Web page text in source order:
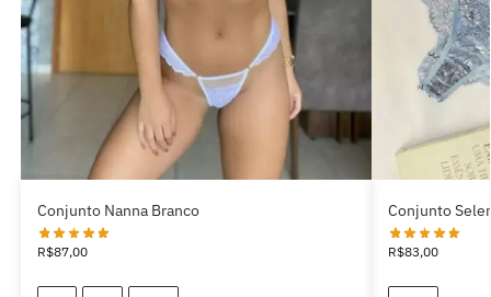
Conjunto Nanna Branco
R$87,00
Conjunto
R$83,00